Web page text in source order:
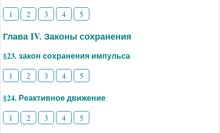
1 2 3 4 5
Глава IV. Законы сохранения
§23. закон сохранения импульса
1 2 3 4 5
§24. Реактивное движение
1 2 3 4 5